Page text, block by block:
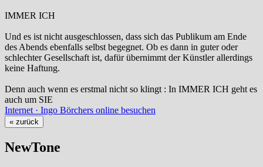
IMMER ICH
Und es ist nicht ausgeschlossen, dass sich das Publikum am Ende
des Abends ebenfalls selbst begegnet. Ob es dann in guter oder
schlechter Gesellschaft ist, dafür übernimmt der Künstler allerdings
keine Haftung.
Denn auch wenn es erstmal nicht so klingt : In IMMER ICH geht es
auch um SIE
Internet · Ingo Börchers online besuchen
« zurück
NewTone